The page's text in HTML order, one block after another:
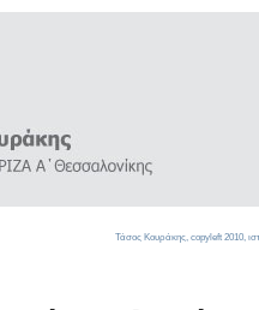
Τάσος Κουράκης, copyleft 2010,